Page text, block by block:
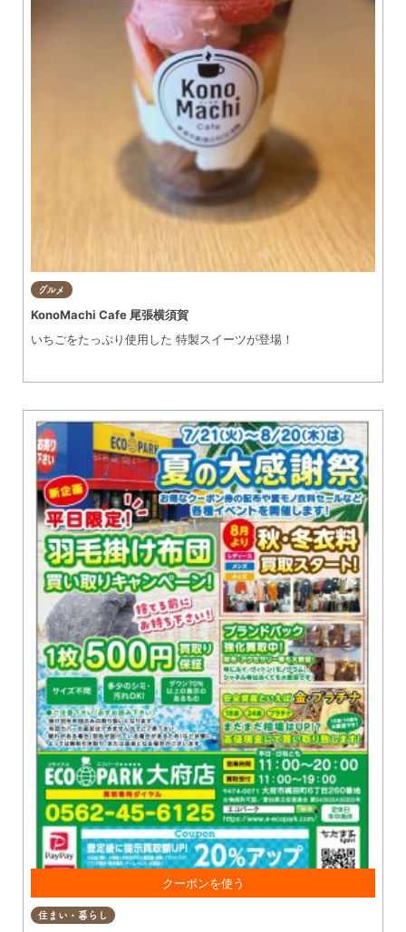
遊ぶ・楽しむ
グルメ
KonoMachi Cafe 尾張横須賀
いちごをたっぷり使用した 特製スイーツが登場！
査定後に提示で買取額20%アップ ※出張は除く※他券との併用
不可※貴金属・金券・ブランドバッグ・ブランド時計・携帯端
住まい・暮らし